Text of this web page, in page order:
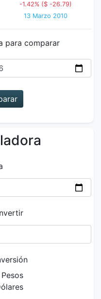
-1.42% ($ -26.79)
13 Marzo 2010
para comparar